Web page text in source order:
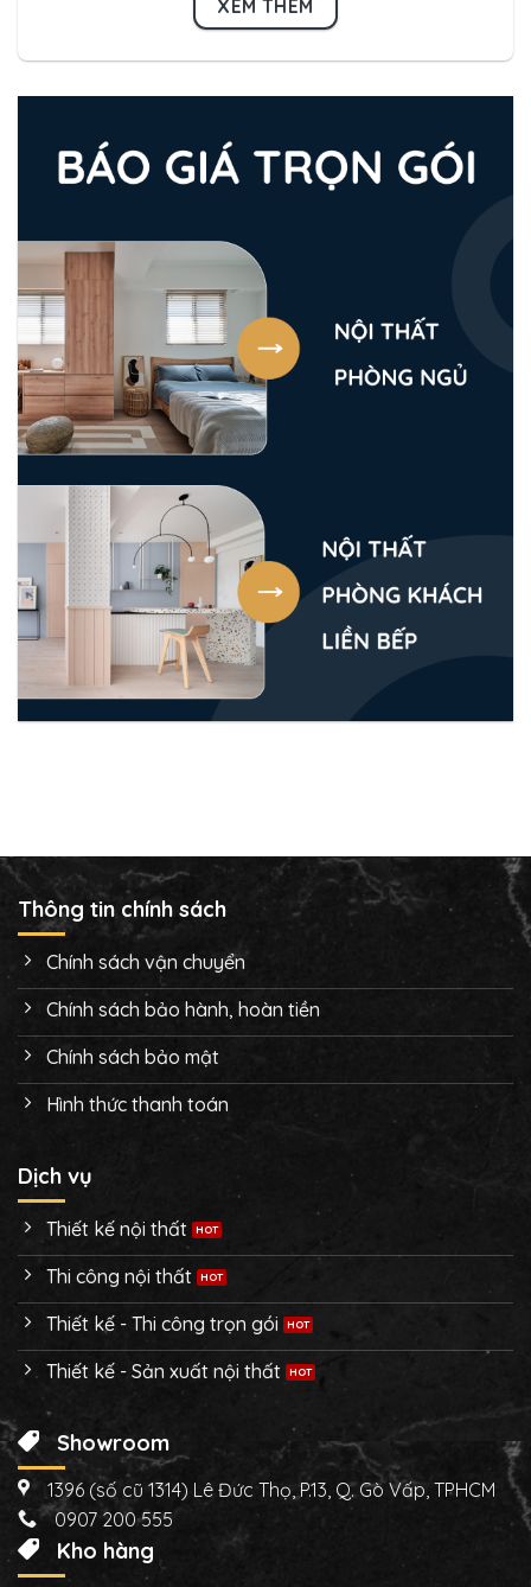
XEM THÊM
Thông tin chính sách
Chính sách vận chuyển
Chính sách bảo hành, hoàn tiền
Chính sách bảo mật
Hình thức thanh toán
Dịch vụ
Thiết kế nội thất
Thi công nội thất
Thiết kế - Thi công trọn gói
Thiết kế - Sản xuất nội thất
Showroom
1396 (số cũ 1314) Lê Đức Thọ, P.13, Q. Gò Vấp, TPHCM
0907 200 555
Kho hàng